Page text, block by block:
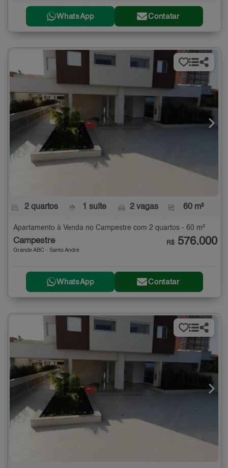
WhatsApp Contatar
2 quartos 1 suíte 2 vagas 60 m²
Apartamento à Venda no Campestre com 2 quartos - 60 m²
Campestre
Grande ABC - Santo André
R$ 576.000
WhatsApp Contatar